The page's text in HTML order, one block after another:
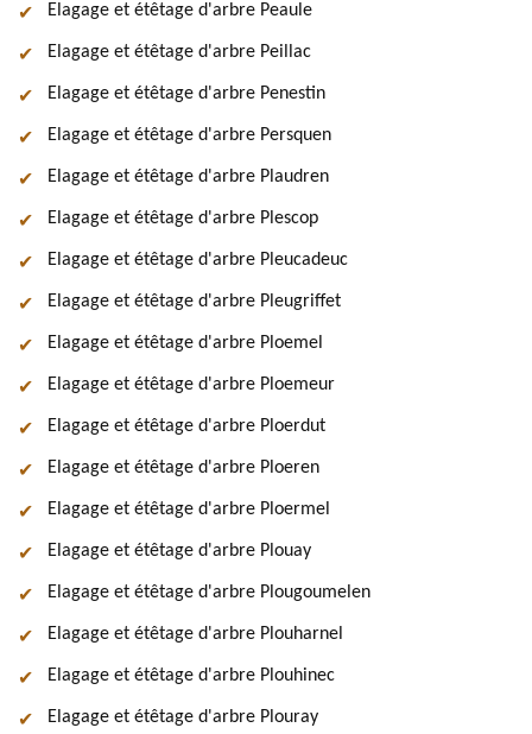
Elagage et étêtage d'arbre Peaule
Elagage et étêtage d'arbre Peillac
Elagage et étêtage d'arbre Penestin
Elagage et étêtage d'arbre Persquen
Elagage et étêtage d'arbre Plaudren
Elagage et étêtage d'arbre Plescop
Elagage et étêtage d'arbre Pleucadeuc
Elagage et étêtage d'arbre Pleugriffet
Elagage et étêtage d'arbre Ploemel
Elagage et étêtage d'arbre Ploemeur
Elagage et étêtage d'arbre Ploerdut
Elagage et étêtage d'arbre Ploeren
Elagage et étêtage d'arbre Ploermel
Elagage et étêtage d'arbre Plouay
Elagage et étêtage d'arbre Plougoumelen
Elagage et étêtage d'arbre Plouharnel
Elagage et étêtage d'arbre Plouhinec
Elagage et étêtage d'arbre Plouray